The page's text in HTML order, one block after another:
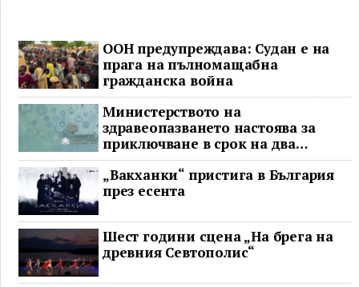
ООН предупреждава: Судан е на
прага на пълномащабна
гражданска война
Министерството на
здравеопазването настоява за
приключване в срок на два
ключови строителни проекта
„Вакханки“ пристига в България
през есента
Шест години сцена „На брега на
древния Севтополис“